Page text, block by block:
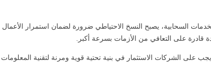
السحابية، يصبح النسخ الاحتياطي ضرورة لضمان استمرار
قادرة على التعافي من الأزمات بسرعة أكبر.
على الشركات الاستثمار في بنية تحتية قوية ومرنة لتقنية المعلومات